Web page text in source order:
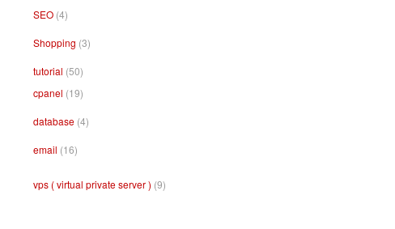
SEO (4)
Shopping (3)
tutorial (50)
cpanel (19)
database (4)
email (16)
vps ( virtual private server ) (9)